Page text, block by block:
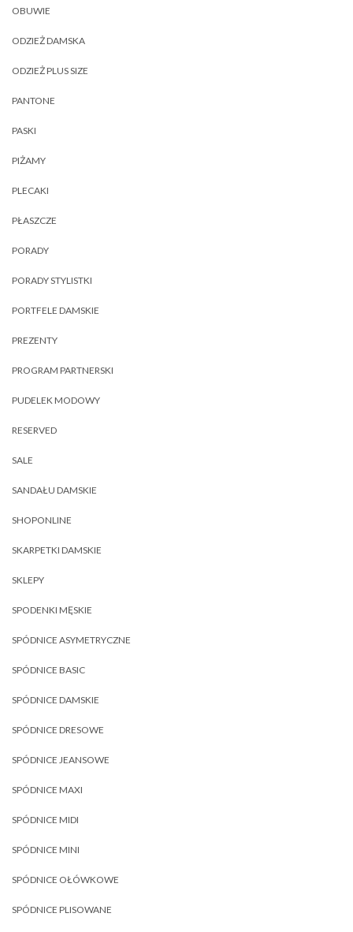
OBUWIE
ODZIEŻ DAMSKA
ODZIEŻ PLUS SIZE
PANTONE
PASKI
PIŻAMY
PLECAKI
PŁASZCZE
PORADY
PORADY STYLISTKI
PORTFELE DAMSKIE
PREZENTY
PROGRAM PARTNERSKI
PUDELEK MODOWY
RESERVED
SALE
SANDAŁU DAMSKIE
SHOPONLINE
SKARPETKI DAMSKIE
SKLEPY
SPODENKI MĘSKIE
SPÓDNICE ASYMETRYCZNE
SPÓDNICE BASIC
SPÓDNICE DAMSKIE
SPÓDNICE DRESOWE
SPÓDNICE JEANSOWE
SPÓDNICE MAXI
SPÓDNICE MIDI
SPÓDNICE MINI
SPÓDNICE OŁÓWKOWE
SPÓDNICE PLISOWANE